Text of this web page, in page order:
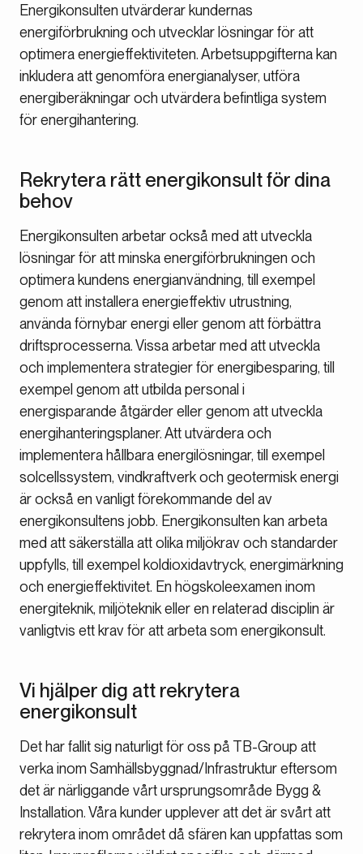
Energikonsulten utvärderar kundernas
energiförbrukning och utvecklar lösningar för att
optimera energieffektiviteten. Arbetsuppgifterna kan
inkludera att genomföra energianalyser, utföra
energiberäkningar och utvärdera befintliga system
för energihantering.
Rekrytera rätt energikonsult för dina
behov
Energikonsulten arbetar också med att utveckla
lösningar för att minska energiförbrukningen och
optimera kundens energianvändning, till exempel
genom att installera energieffektiv utrustning,
använda förnybar energi eller genom att förbättra
driftsprocesserna. Vissa arbetar med att utveckla
och implementera strategier för energibesparing, till
exempel genom att utbilda personal i
energisparande åtgärder eller genom att utveckla
energihanteringsplaner. Att utvärdera och
implementera hållbara energilösningar, till exempel
solcellssystem, vindkraftverk och geotermisk energi
är också en vanligt förekommande del av
energikonsultens jobb. Energikonsulten kan arbeta
med att säkerställa att olika miljökrav och standarder
uppfylls, till exempel koldioxidavtryck, energimärkning
och energieffektivitet. En högskoleexamen inom
energiteknik, miljöteknik eller en relaterad disciplin är
vanligtvis ett krav för att arbeta som energikonsult.
Vi hjälper dig att rekrytera
energikonsult
Det har fallit sig naturligt för oss på TB-Group att
verka inom Samhällsbyggnad/Infrastruktur eftersom
det är närliggande vårt ursprungsområde Bygg &
Installation. Våra kunder upplever att det är svårt att
rekrytera inom området då sfären kan uppfattas som